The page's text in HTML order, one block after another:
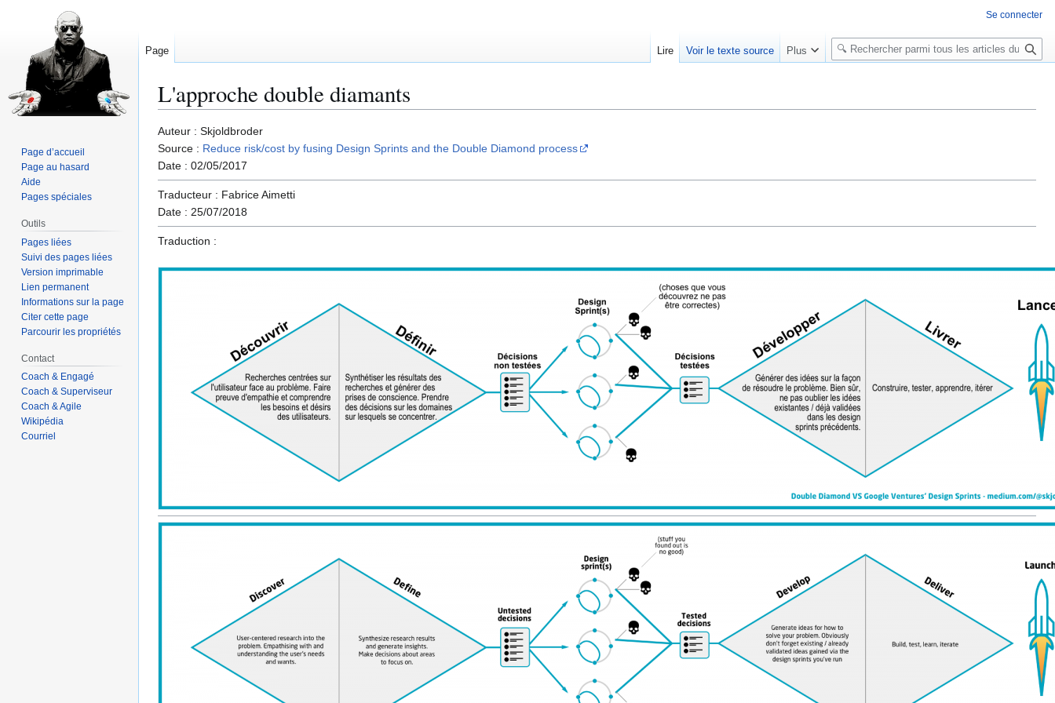
L'approche double diamants
Aller
à
la
navigation
Aller
à
la
recherche
Auteur : Skjoldbroder
Source : Reduce risk/cost by fusing Design Sprints and the Double Diamond process
Date : 02/05/2017
Traducteur : Fabrice Aimetti
Date : 25/07/2018
Traduction :
Se connecter
Page Lire Voir le texte source Plus
R
e
e
Page d’accueil
Page au hasard
Aide
Pages spéciales
Outils
Pages liées
Suivi des pages liées
Version imprimable
Lien permanent
Informations sur la page
Citer cette page
Parcourir les propriétés
Contact
Coach & Engagé
Coach & Superviseur
Coach & Agile
Wikipédia
Courriel